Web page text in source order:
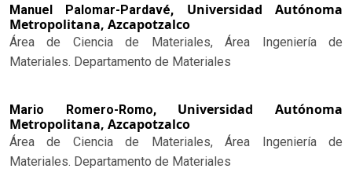
Manuel Palomar-Pardavé, Universidad Autónoma
Metropolitana, Azcapotzalco
Área de Ciencia de Materiales, Área Ingeniería de
Materiales. Departamento de Materiales
Mario Romero-Romo, Universidad Autónoma
Metropolitana, Azcapotzalco
Área de Ciencia de Materiales, Área Ingeniería de
Materiales. Departamento de Materiales